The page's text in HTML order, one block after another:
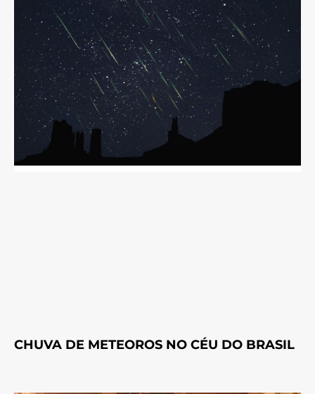
CHUVA DE METEOROS NO CÉU DO BRASIL